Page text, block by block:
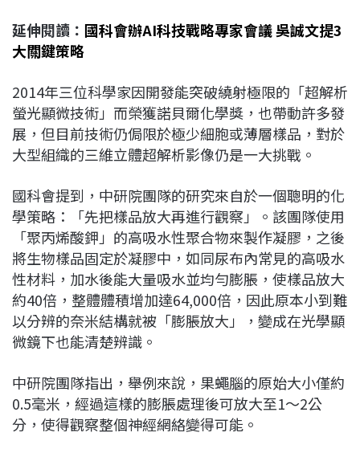
延伸閱讀： 國科會辦AI科技戰略專家會議 吳誠文提3
大關鍵策略
2014年三位科學家因開發能突破繞射極限的「超解析
螢光顯微技術」而榮獲諾貝爾化學獎，也帶動許多發
展，但目前技術仍侷限於極少細胞或薄層樣品，對於
大型組織的三維立體超解析影像仍是一大挑戰。
國科會提到，中研院團隊的研究來自於一個聰明的化
學策略：「先把樣品放大再進行觀察」。該團隊使用
「聚丙烯酸鉀」的高吸水性聚合物來製作凝膠，之後
將生物樣品固定於凝膠中，如同尿布內常見的高吸水
性材料，加水後能大量吸水並均勻膨脹，使樣品放大
約40倍，整體體積增加達64,000倍，因此原本小到難
以分辨的奈米結構就被「膨脹放大」，變成在光學顯
微鏡下也能清楚辨識。
中研院團隊指出，舉例來說，果蠅腦的原始大小僅約
0.5毫米，經過這樣的膨脹處理後可放大至1～2公
分，使得觀察整個神經網絡變得可能。